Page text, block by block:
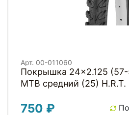
Арт. 00-011060
Покрышка 24x2.125 (57-507) 00-011060
MTB средний (25) H.R.T.
750 ₽